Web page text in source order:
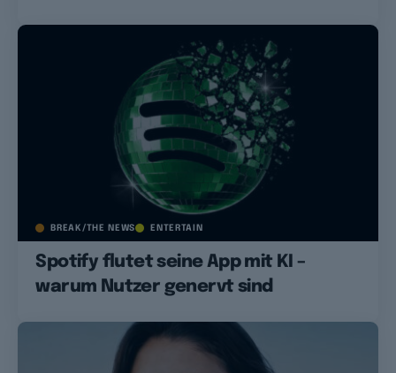
BREAK/THE NEWS ENTERTAIN
Spotify flutet seine App mit KI –
warum Nutzer genervt sind